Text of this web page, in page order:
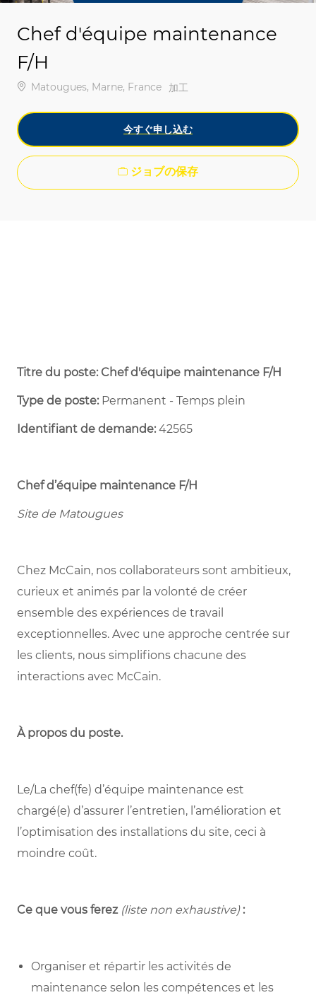
Chef d'équipe maintenance
F/H
場所Matougues, Marne, France カテゴリ
加工
今すぐ申し込む
ジョブの保存
Titre du poste: Chef d'équipe maintenance F/H
Type de poste:Permanent - Temps plein ​
Identifiant de demande:42565
Chef d’équipe maintenance F/H
Site de Matougues
Chez McCain, nos collaborateurs sont ambitieux,
curieux et animés par la volonté de créer
ensemble des expériences de travail
exceptionnelles. Avec une approche centrée sur
les clients, nous simplifions chacune des
interactions avec McCain.
À propos du poste.
Le/La chef(fe) d’équipe maintenance est
chargé(e) d’assurer l’entretien, l’amélioration et
l’optimisation des installations du site, ceci à
moindre coût.
Ce que vous ferez (liste non exhaustive):
Organiser et répartir les activités de
maintenance selon les compétences et les